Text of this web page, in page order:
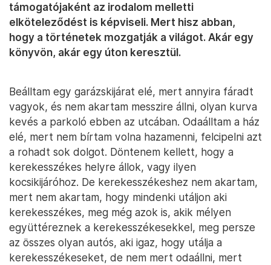
támogatójaként az irodalom melletti
elköteleződést is képviseli. Mert hisz abban,
hogy a történetek mozgatják a világot. Akár egy
könyvön, akár egy úton keresztül.
Beálltam egy garázskijárat elé, mert annyira fáradt
vagyok, és nem akartam messzire állni, olyan kurva
kevés a parkoló ebben az utcában. Odaálltam a ház
elé, mert nem bírtam volna hazamenni, felcipelni azt
a rohadt sok dolgot. Döntenem kellett, hogy a
kerekesszékes helyre állok, vagy ilyen
kocsikijáróhoz. De kerekesszékeshez nem akartam,
mert nem akartam, hogy mindenki utáljon aki
kerekesszékes, meg még azok is, akik mélyen
együttéreznek a kerekesszékesekkel, meg persze
az összes olyan autós, aki igaz, hogy utálja a
kerekesszékeseket, de nem mert odaállni, mert